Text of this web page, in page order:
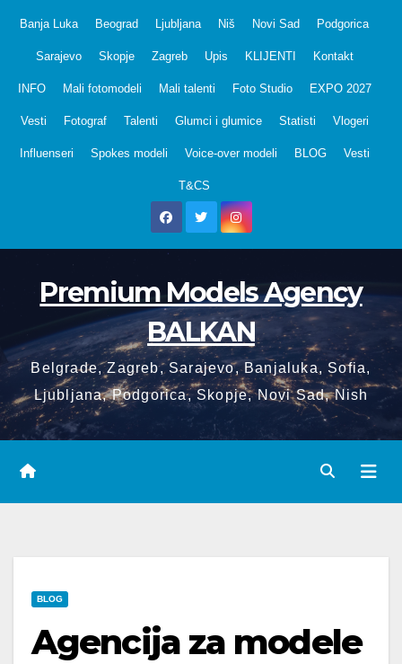
Banja Luka Beograd Ljubljana Niš Novi Sad Podgorica
Sarajevo Skopje Zagreb Upis KLIJENTI Kontakt
INFO Mali fotomodeli Mali talenti Foto Studio EXPO 2027
Vesti Fotograf Talenti Glumci i glumice Statisti Vlogeri
Influenseri Spokes modeli Voice-over modeli BLOG Vesti
T&CS
Premium Models Agency
BALKAN
Belgrade, Zagreb, Sarajevo, Banjaluka, Sofia,
Ljubljana, Podgorica, Skopje, Novi Sad, Nish
BLOG
Agencija za modele